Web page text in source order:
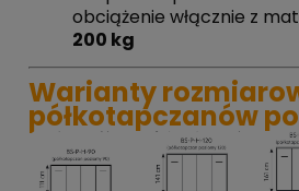
obciążenie włącznie z
200 kg
Warianty
półkotapczanów